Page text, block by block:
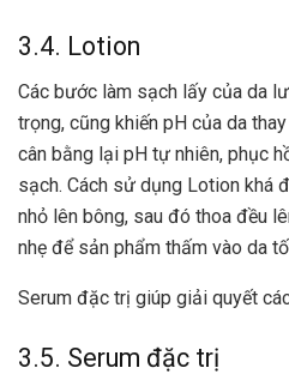
3.4. Lotion
Các bước làm sạch lấy của da
trọng, cũng khiến pH của da
cân bằng lại pH tự nhiên, phục
sạch. Cách sử dụng Lotion khá
nhỏ lên bông, sau đó thoa đều
nhẹ để sản phẩm thấm vào da
Serum đặc trị giúp giải quyết
3.5. Serum đặc trị